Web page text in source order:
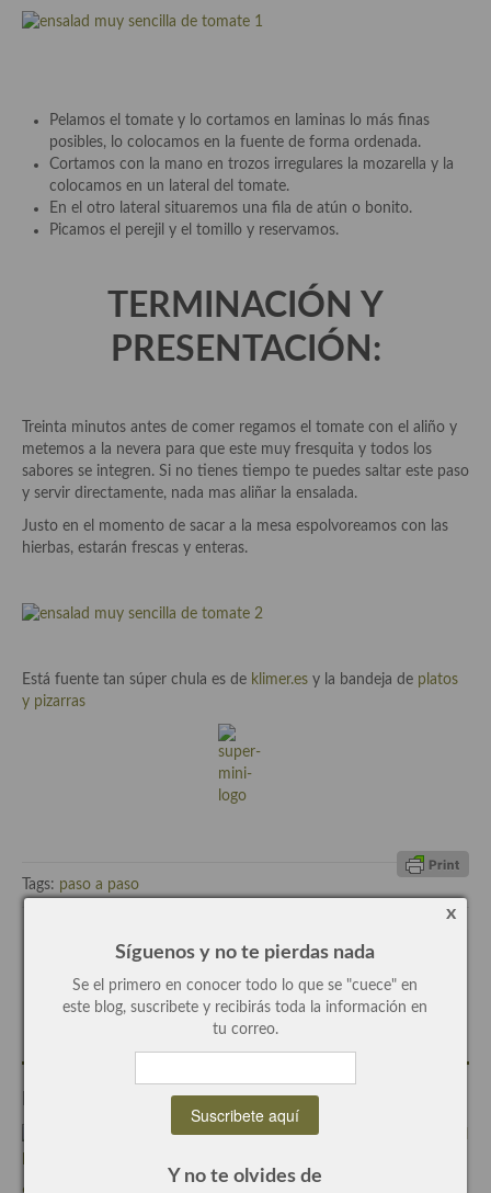
Arroces Y fideuás
Cuscús
Huevos
Masas elaboradas con harina, pizzas, quiches y demás
Postres y dulces
Postres con frutas
Quesos, recetas
Salazones y encurtidos
Recetas Especiales
Recetas maridadas con los mejores AOVES
Recetas de fiesta, Navidad y días señalados
Resumen tematicos de recetas
Cocina Brasileña
Cocina colombiana
Cocina Venezolana
Cocina de Estados Unidos
Pelamos el tomate y lo cortamos en laminas lo más finas
posibles, lo colocamos en la fuente de forma ordenada.
Cortamos con la mano en trozos irregulares la mozarella y la
colocamos en un lateral del tomate.
En el otro lateral situaremos una fila de atún o bonito.
Picamos el perejil y el tomillo y reservamos.
TERMINACIÓN Y
PRESENTACIÓN:
Treinta minutos antes de comer regamos el tomate con el aliño y
metemos a la nevera para que este muy fresquita y todos los
sabores se integren. Si no tienes tiempo te puedes saltar este paso
y servir directamente, nada mas aliñar la ensalada.
Justo en el momento de sacar a la mesa espolvoreamos con las
hierbas, estarán frescas y enteras.
Está fuente tan súper chula es de klimer.es y la bandeja de platos
y pizarras
Tags: paso a paso
Escrito porConcha Bernad
Periodista, blogger y cocinera de este blog.
Entradas Relacionadas
x
Síguenos y no te pierdas nada
Se el primero en conocer todo lo que se "cuece" en
este blog, suscribete y recibirás toda la información en
tu correo.
Y no te olvides de